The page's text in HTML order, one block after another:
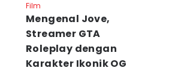
Film
Mengenal Jove,
Streamer GTA
Roleplay dengan
Karakter Ikonik OG